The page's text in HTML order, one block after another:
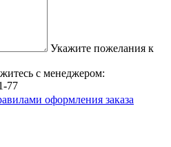
Укажите пожелания к
с менеджером:
77
оформления заказа